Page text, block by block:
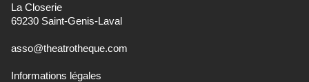
La Closerie
69230 Saint-Genis-Laval
asso@theatrotheque.com
Informations légales